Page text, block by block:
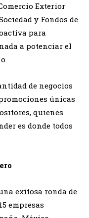
Exterior
y Fondos de
para
a potenciar el
de negocios
únicas
quienes
es donde todos
exitosa ronda de
empresas